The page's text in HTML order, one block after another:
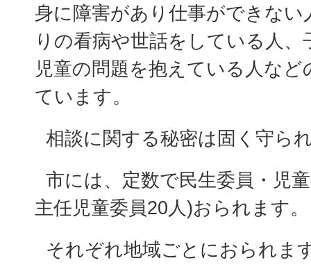
身に障害があり仕事ができない
りの看病や世話をしている人
児童の問題を抱えている人な
ています。
相談に関する秘密は固く守ら
市には、定数で民生委員・児
主任児童委員20人)おられます。
それぞれ地域ごとにおられま